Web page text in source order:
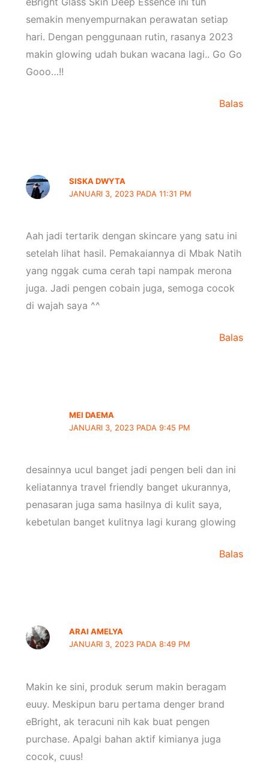
semakin menyempurnakan perawatan setiap
hari. Dengan penggunaan rutin, rasanya 2023
makin glowing udah bukan wacana lagi.. Go Go
Gooo…!!
Balas
SISKA DWYTA
JANUARI 3, 2023 PADA 11:31 PM
Aah jadi tertarik dengan skincare yang satu ini
setelah lihat hasil. Pemakaiannya di Mbak Natih
yang nggak cuma cerah tapi nampak merona
juga. Jadi pengen cobain juga, semoga cocok
di wajah saya ^^
Balas
MEI DAEMA
JANUARI 3, 2023 PADA 9:45 PM
desainnya ucul banget jadi pengen beli dan ini
keliatannya travel friendly banget ukurannya,
penasaran juga sama hasilnya di kulit saya,
kebetulan banget kulitnya lagi kurang glowing
Balas
ARAI AMELYA
JANUARI 3, 2023 PADA 8:49 PM
Makin ke sini, produk serum makin beragam
euuy. Meskipun baru pertama denger brand
eBright, ak teracuni nih kak buat pengen
purchase. Apalgi bahan aktif kimianya juga
cocok, cuus!